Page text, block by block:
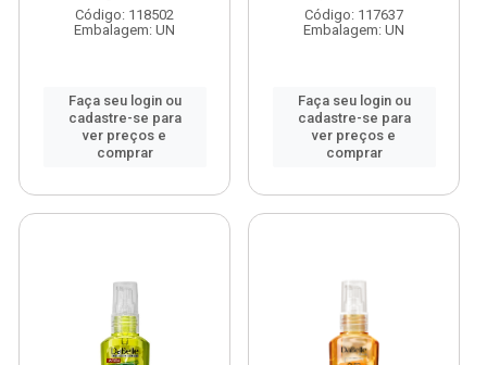
Código: 118502
Embalagem: UN
Faça seu login ou
cadastre-se para
ver preços e
comprar
Código: 117637
Embalagem: UN
Faça seu login ou
cadastre-se para
ver preços e
comprar